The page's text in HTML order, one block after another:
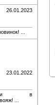
26.01.2023
...
23.01.2022
в
...